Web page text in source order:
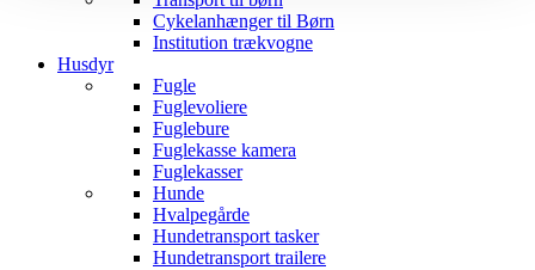
Cykelanhænger til Børn
Institution trækvogne
Husdyr
Fugle
Fuglevoliere
Fuglebure
Fuglekasse kamera
Fuglekasser
Hunde
Hvalpegårde
Hundetransport tasker
Hundetransport trailere